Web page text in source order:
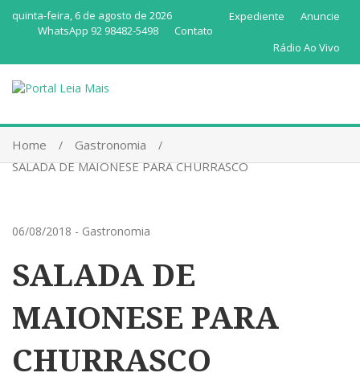
quinta-feira, 6 de agosto de 2026 Anuncie
Expediente
Contato
WhatsApp 92 98482-5498
Rádio Ao Vivo
Home
Gastronomia
SALADA DE MAIONESE PARA CHURRASCO
06/08/2018 - Gastronomia
SALADA DE
MAIONESE PARA
CHURRASCO